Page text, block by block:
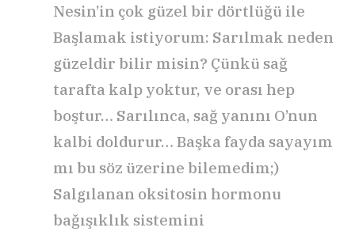
Nesin’in çok güzel bir dörtlüğü ile
Başlamak istiyorum: Sarılmak neden
güzeldir bilir misin? Çünkü sağ
tarafta kalp yoktur, ve orası hep
boştur… Sarılınca, sağ yanını O’nun
kalbi doldurur… Başka fayda sayayım
mı bu söz üzerine bilemedim;)
Salgılanan oksitosin hormonu
bağışıklık sistemini